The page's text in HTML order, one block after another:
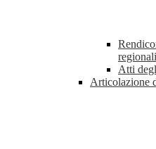
Atti
Articolazione